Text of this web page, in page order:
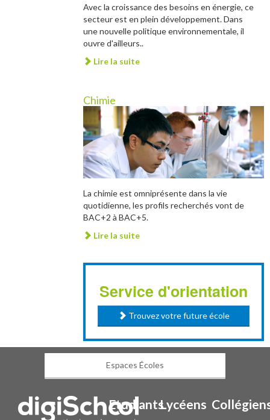
Avec la croissance des besoins en énergie, ce
secteur est en plein développement. Dans
une nouvelle politique environnementale, il
ouvre d'ailleurs..
Lire la suite
Chimie
La chimie est omniprésente dans la vie
quotidienne, les profils recherchés vont de
BAC+2 à BAC+5.
Lire la suite
Service d'orientation
Trouvez votre future école
Espaces Écoles
EtudiantsLycéens